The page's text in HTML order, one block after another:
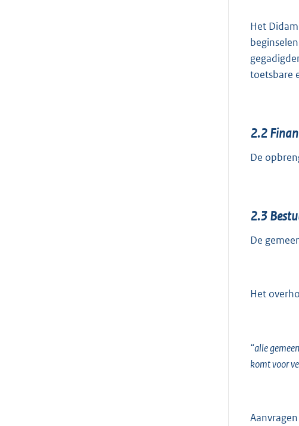
Het
toetsbare
2.2
De
2.3
De
Het
“alle
komt voor